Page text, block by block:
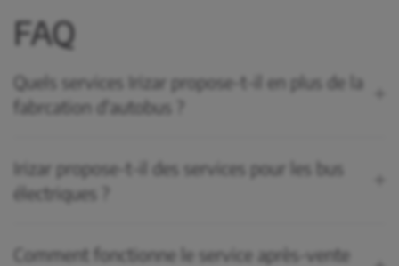
FAQ
Quels services Irizar propose-t-il en plus de la
fabrcation d'autobus ?
Irizar propose-t-il des services pour les bus
électriques ?
Comment fonctionne le service après-vente